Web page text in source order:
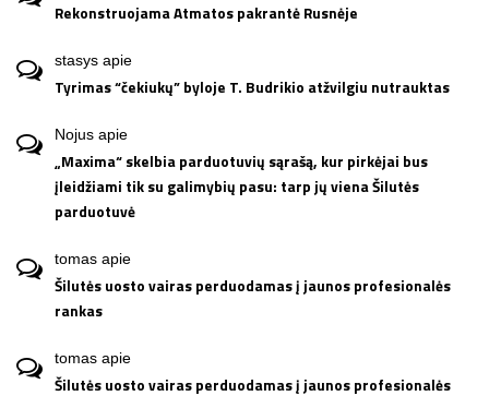
Rekonstruojama Atmatos pakrantė Rusnėje
stasys apie
Tyrimas “čekiukų” byloje T. Budrikio atžvilgiu nutrauktas
Nojus apie
„Maxima“ skelbia parduotuvių sąrašą, kur pirkėjai bus
įleidžiami tik su galimybių pasu: tarp jų viena Šilutės
parduotuvė
tomas apie
Šilutės uosto vairas perduodamas į jaunos profesionalės
rankas
tomas apie
Šilutės uosto vairas perduodamas į jaunos profesionalės